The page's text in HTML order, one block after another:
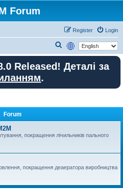
Forum
Login
Register
e
a
Released! Деталі за
.
Forum
покращення лічильників пального
покращення деаератора виробництва